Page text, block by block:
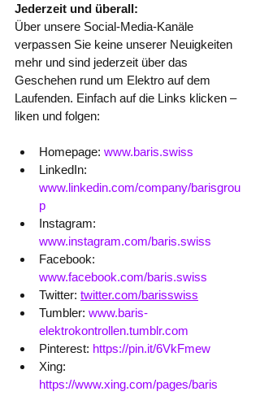
Jederzeit und überall:
Über unsere Social-Media-Kanäle
verpassen Sie keine unserer Neuigkeiten
mehr und sind jederzeit über das
Geschehen rund um Elektro auf dem
Laufenden. Einfach auf die Links klicken –
liken und folgen:
Homepage: www.baris.swiss
LinkedIn:
www.linkedin.com/company/barisgrou
p
Instagram:
www.instagram.com/baris.swiss
Facebook:
www.facebook.com/baris.swiss
Twitter: twitter.com/barisswiss
Tumbler: www.baris-
elektrokontrollen.tumblr.com
Pinterest: https://pin.it/6VkFmew
Xing:
https://www.xing.com/pages/baris